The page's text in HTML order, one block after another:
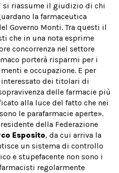
si riassume il giudizio di chi
la farmaceutica
Governo Monti. Tra questi il
che in una nota esprime
concorrenza nel settore
porterà risparmi per i
e occupazione. E per
dei titolari di
delle farmacie più
alla luce del fatto che nei
le parafarmacie aperte».
della Federazione
Esposito, da cui arriva la
un sistema di controllo
e stupefacente non sono i
regolarmente